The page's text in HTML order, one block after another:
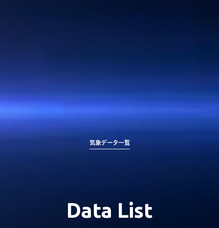
気象データ一覧
Data List